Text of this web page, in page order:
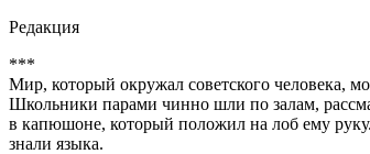
Редакция
***
Мир, который окружал советского человека,
Школьники парами чинно шли по залам,
в капюшоне, который положил на лоб ему
знали языка.